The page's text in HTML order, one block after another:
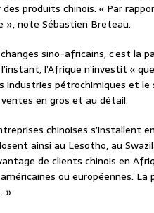
produits chinois. « Par
», note Sébastien Breteau.
sino-africains, c’est la
l’Afrique n’investit «
industries pétrochimiques et le
en gros et au détail.
chinoises s’installent
ainsi au Lesotho, au
de clients chinois en
ou européennes.
»